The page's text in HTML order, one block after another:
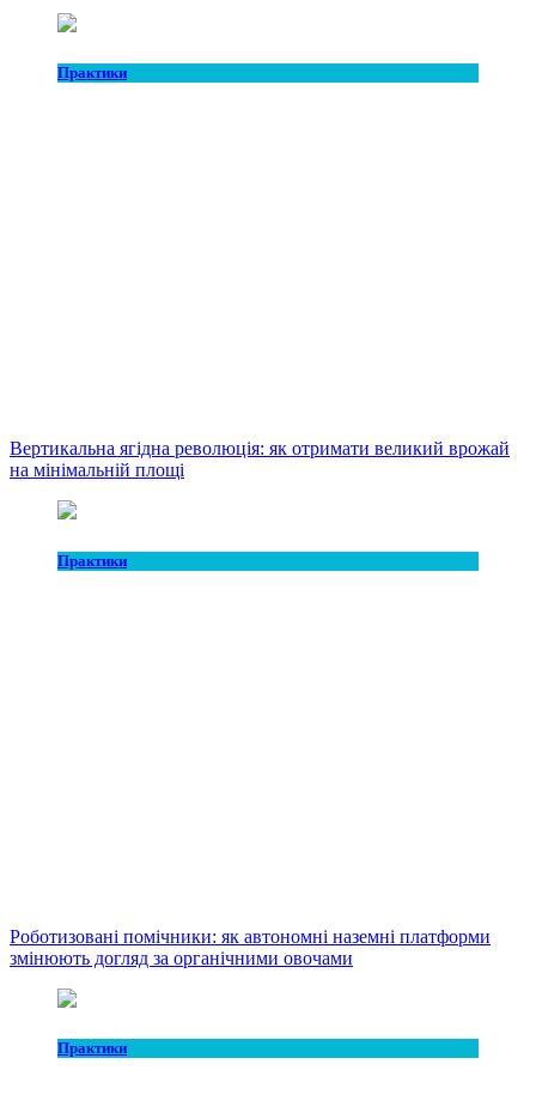
Практики
Вертикальна ягідна революція: як отримати великий врожай
на мінімальній площі
Практики
Роботизовані помічники: як автономні наземні платформи
змінюють догляд за органічними овочами
Практики